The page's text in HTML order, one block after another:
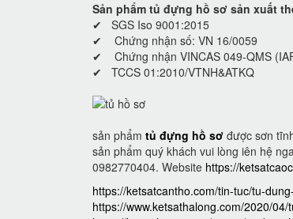
Sản phẩm tủ đựng hồ sơ sản xuất
✔ SGS Iso 9001:2015
✔ Chứng nhận số: VN 16/0059
✔ Chứng nhận VINCAS 049-QMS
✔ TCCS 01:2010/VTNH&ATKQ
sản phẩm tủ đựng hồ sơ được sơn
sản phẩm quý khách vui lòng iên hệ
0982770404. Website https://
https://ketsatcantho.com/tin-tuc/tu-
https://www.ketsathalong.com/2020/